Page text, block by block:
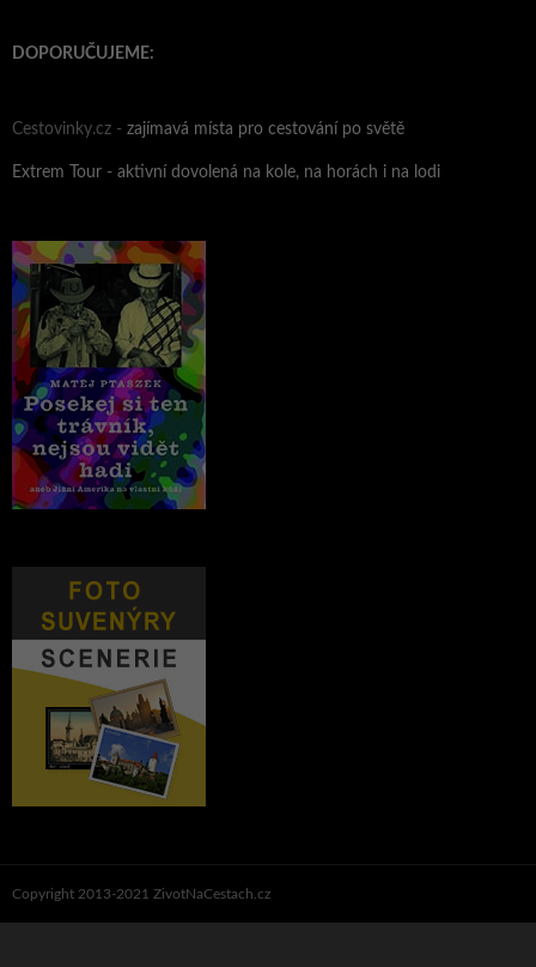
DOPORUČUJEME:
Cestovinky.cz - zajímavá místa pro cestování po světě
Extrem Tour - aktivní dovolená na kole, na horách i na lodi